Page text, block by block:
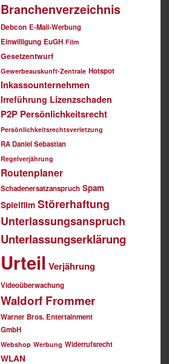
Branchenverzeichnis
Debcon E-Mail-Werbung
Einwilligung EuGH Film
Gesetzentwurf
Gewerbeauskunft-Zentrale Hotspot
Inkassounternehmen
Irreführung Lizenzschaden
P2P Persönlichkeitsrecht
Persönlichkeitsrechtsverletzung
RA Daniel Sebastian
Regelverjährung
Routenplaner
Schadenersatzanspruch Spam
Spielfilm Störerhaftung
Unterlassungsanspruch
Unterlassungserklärung
Urteil Verjährung
Videoüberwachung
Waldorf Frommer
Warner Bros. Entertainment
GmbH
Webshop Werbung Widerrufsrecht
WLAN